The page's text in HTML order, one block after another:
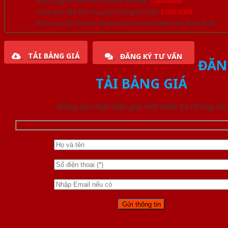
Giảm trực tiếp khi mua đơn hàng lớn hơn 3.000.000đ
Nhiều ưu đãi lớn khi đăng ký tài khoản thành viên thân thiết
TẢI BẢNG GIÁ ĐĂNG KÝ TƯ VẤN
TẢI BẢNG GIÁ
Đăng ký nhận báo giá mới nhất từ chúng tôi